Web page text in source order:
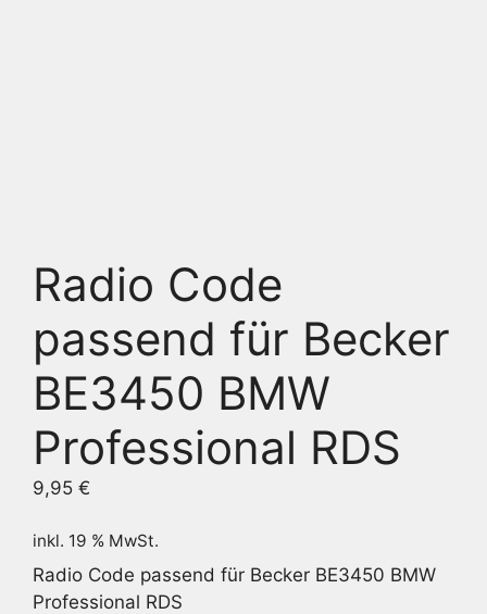
Radio Code
passend für Becker
BE3450 BMW
Professional RDS
9,95 €
inkl. 19 % MwSt.
Radio Code passend für Becker BE3450 BMW
Professional RDS